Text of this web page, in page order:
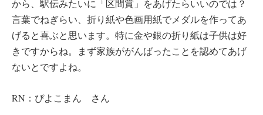
から、駅伝みたいに「区間賞」をあげたらいいのでは？
言葉でねぎらい、折り紙や色画用紙でメダルを作ってあ
げると喜ぶと思います。特に金や銀の折り紙は子供は好
きですからね。まず家族ががんばったことを認めてあげ
ないとですよね。
RN：ぴよこまん さん